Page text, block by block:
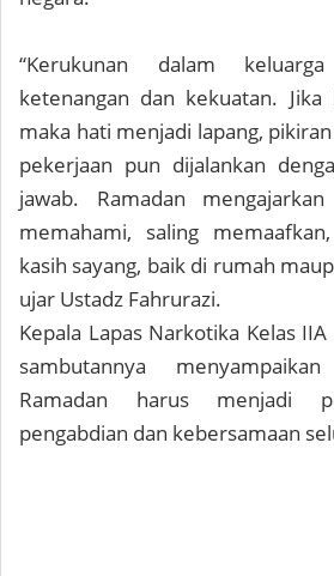
“Kerukunan dalam
ketenangan dan kekuatan. Jika
maka hati menjadi lapang,
pekerjaan pun dijalankan
jawab. Ramadan
memahami, saling
kasih sayang, baik di rumah
ujar Ustadz Fahrurazi.
Kepala Lapas Narkotika Kelas
sambutannya
Ramadan harus menjadi
pengabdian dan kebersamaan